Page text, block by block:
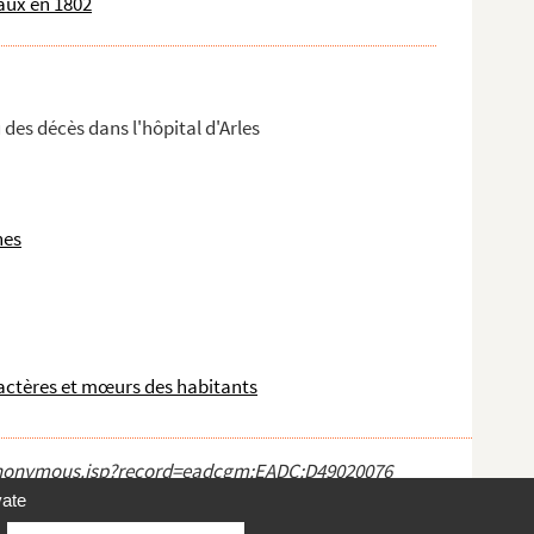
décès dans l'hôpital d'Arles
et mœurs des habitants